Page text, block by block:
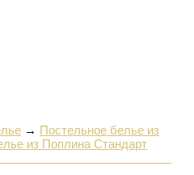
→ Постельное белье из
из Поплина Стандарт